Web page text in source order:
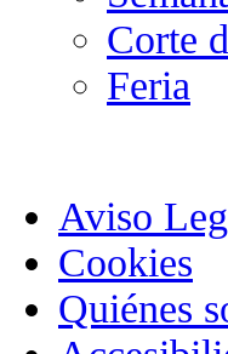
Corte
Feria
Aviso
Cookies
Quiénes